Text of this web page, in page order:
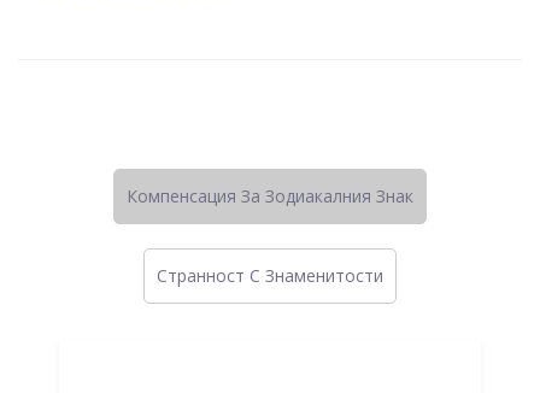
Компенсация За Зодиакалния Знак
Странност C Знаменитости